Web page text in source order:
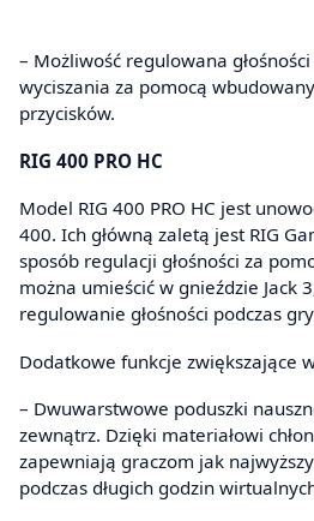
– Możliwość regulowana
wyciszania za pomocą
przycisków.
RIG 400 PRO HC
Model RIG 400 PRO HC jest
400. Ich główną zaletą jest RIG
sposób regulacji głośności za
można umieścić w gnieździe Jack
regulowanie głośności podczas
Dodatkowe funkcje zwiększające
– Dwuwarstwowe poduszki
zewnątrz. Dzięki materiałowi
zapewniają graczom jak
podczas długich godzin